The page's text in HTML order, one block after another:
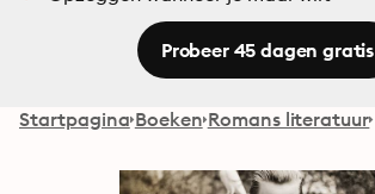
Probeer 45 dagen gratis
Startpagina Boeken Romans literatuur